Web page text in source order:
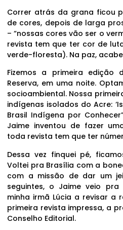
Correr atrás da grana ficou
de cores, depois de larga
– “nossas cores vão ser o
revista tem que ter cor de
verde-floresta). Na paz,
Fizemos a primeira edição
Reserva, em uma noite.
socioambiental. Nossa
indígenas isolados do Acre:
Brasil Indígena por
Jaime inventou de fazer
toda revista tem que ter
Dessa vez finquei pé,
Voltei pra Brasília com a
com a missão de dar um
seguintes, o Jaime veio pra
minha irmã Lúcia a revisar a
primeira revista impressa, a
Conselho Editorial.